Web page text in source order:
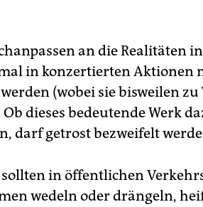
an die Realitäten
in konzertierten Aktionen
(wobei sie bisweilen zu
Ob dieses bedeutende Werk
darf getrost bezweifelt
in öffentlichen
wedeln oder drängeln,